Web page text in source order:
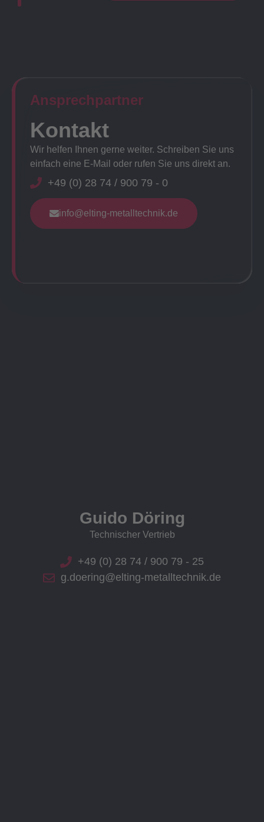
Ansprechpartner​
Kontakt
Wir helfen Ihnen gerne weiter. Schreiben Sie uns
einfach eine E-Mail oder rufen Sie uns direkt an.
+49 (0) 28 74 / 900 79 - 0
info@elting-metalltechnik.de
Guido Döring
Technischer Vertrieb
+49 (0) 28 74 / 900 79 - 25
g.doering@elting-metalltechnik.de